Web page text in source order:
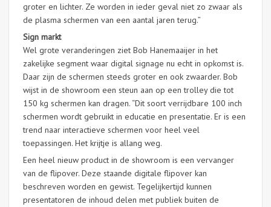
groter en lichter. Ze worden in ieder geval niet zo zwaar als
de plasma schermen van een aantal jaren terug.”
Sign markt
Wel grote veranderingen ziet Bob Hanemaaijer in het
zakelijke segment waar digital signage nu echt in opkomst is.
Daar zijn de schermen steeds groter en ook zwaarder. Bob
wijst in de showroom een steun aan op een trolley die tot
150 kg schermen kan dragen. “Dit soort verrijdbare 100 inch
schermen wordt gebruikt in educatie en presentatie. Er is een
trend naar interactieve schermen voor heel veel
toepassingen. Het krijtje is allang weg.
Een heel nieuw product in de showroom is een vervanger
van de flipover. Deze staande digitale flipover kan
beschreven worden en gewist. Tegelijkertijd kunnen
presentatoren de inhoud delen met publiek buiten de